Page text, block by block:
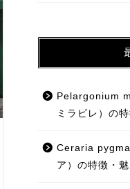
Pelargonium
ミラビレ）の
Ceraria
ア）の特徴・